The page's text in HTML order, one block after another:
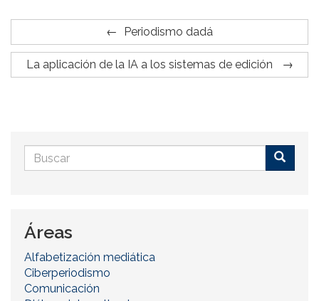
Periodismo dadá
La aplicación de la IA a los sistemas de edición
Formulario
de
Áreas
Alfabetización mediática
Ciberperiodismo
Comunicación